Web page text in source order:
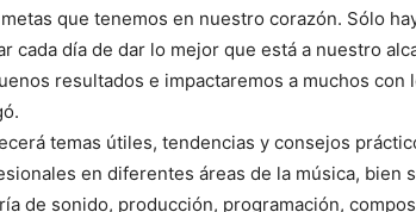
que tenemos en nuestro corazón. Sólo
cada día de dar lo mejor que está a nuestro
resultados e impactaremos a muchos con
temas útiles, tendencias y consejos
en diferentes áreas de la música, bien
de sonido, producción, programación,